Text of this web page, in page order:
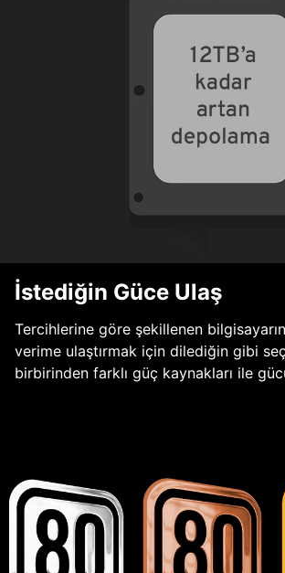
İstediğin Güce Ulaş
Tercihlerine göre şekillenen
verime ulaştırmak için dilediğin gibi
birbirinden farklı güç kaynakları ile